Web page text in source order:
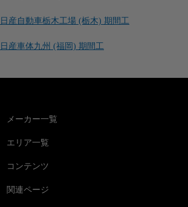
日産自動車栃木工場 (栃木) 期間工
日産車体九州 (福岡) 期間工
メーカー一覧
エリア一覧
コンテンツ
関連ページ